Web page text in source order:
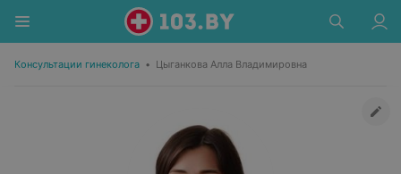
Консультации гинеколога • Цыганкова Алла Владимировна